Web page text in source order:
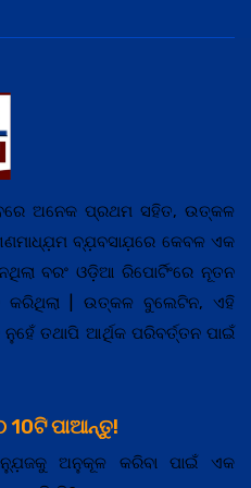
ଅନେକ ପ୍ରଥମ ସହିତ, ଉତ୍କଳ
ବ୍ଯ଼ବସାଯ଼ରେ କେବଳ ଏକ
ବରଂ ଓଡ଼ିଆ ରିପୋର୍ଟିଂରେ ନୂତନ
କରିଥିଲା | ଉତ୍କଳ ବୁଲେଟିନ, ଏହି
ତଥାପି ଆର୍ଥିକ ପରିବର୍ତ୍ତନ ପାଇଁ
10ଟି ପାଆନ୍ତୁ!
ଅନୁକୂଳ କରିବା ପାଇଁ ଏକ